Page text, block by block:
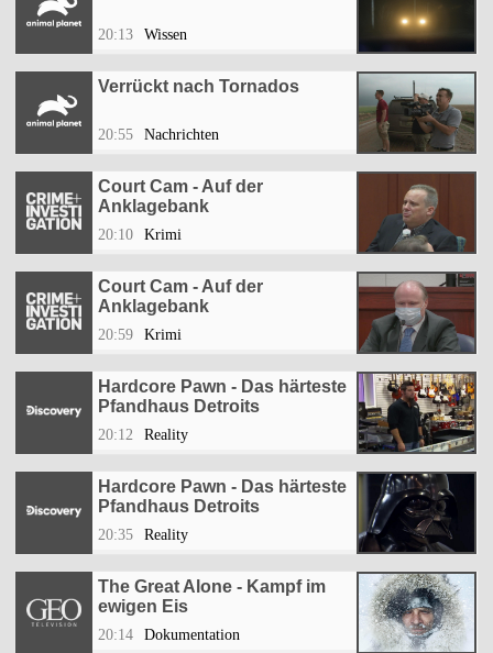
20:13 Wissen
Verrückt nach Tornados
20:55 Nachrichten
Court Cam - Auf der
Anklagebank
20:10 Krimi
Court Cam - Auf der
Anklagebank
20:59 Krimi
Hardcore Pawn - Das härteste
Pfandhaus Detroits
20:12 Reality
Hardcore Pawn - Das härteste
Pfandhaus Detroits
20:35 Reality
The Great Alone - Kampf im
ewigen Eis
20:14 Dokumentation